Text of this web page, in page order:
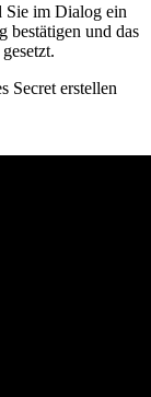
Sie im Dialog ein
bestätigen und das
Secret erstellen